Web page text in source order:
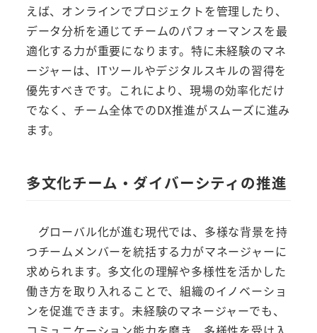
えば、オンラインでプロジェクトを管理したり、
データ分析を通じてチームのパフォーマンスを最
適化する力が重要になります。特に未経験のマネ
ージャーは、ITツールやデジタルスキルの習得を
優先すべきです。これにより、現場の効率化だけ
でなく、チーム全体でのDX推進がスムーズに進み
ます。
多文化チーム・ダイバーシティの推進
グローバル化が進む現代では、多様な背景を持
つチームメンバーを統括する力がマネージャーに
求められます。多文化の理解や多様性を活かした
働き方を取り入れることで、組織のイノベーショ
ンを促進できます。未経験のマネージャーでも、